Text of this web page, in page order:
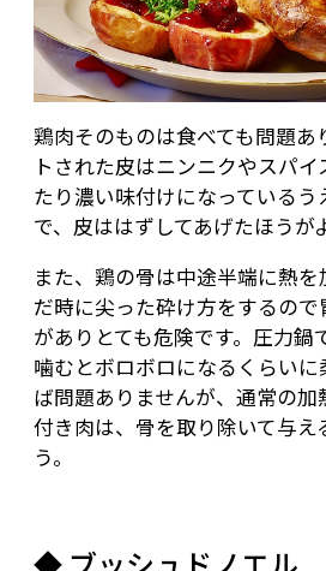
鶏肉そのものは食べても問題あ
トされた皮はニンニクやスパ
たり濃い味付けになっている
で、皮ははずしてあげたほうが
また、鶏の骨は中途半端に熱
だ時に尖った砕け方をするの
がありとても危険です。圧力鍋
噛むとボロボロになるくらい
ば問題ありませんが、通常の
付き肉は、骨を取り除いて与え
う。